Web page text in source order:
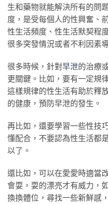
生和藥物就能解決所有的問
度，是受每個人的性興奮、
性生活頻度、性生活默契程
很多突發情況或者不利因素
很多時候，針對早泄的治療
更關鍵。比如，要有一定規
這樣規律的性生活有助於釋
的健康，預防早泄的發生。
再比如，還要學習一些性技
懂配合，不要認為性生活都
以了。
還比如，可以在愛愛時適當
會耍，耍的漂亮才有威力，
換換體位，尋找一些新鮮感